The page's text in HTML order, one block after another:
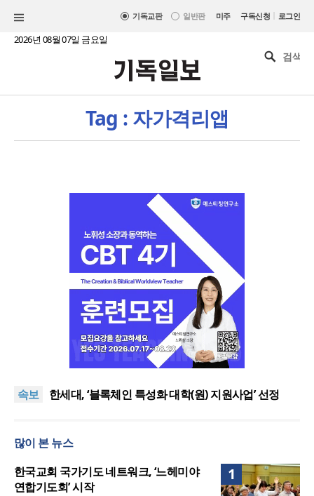
기독교판 일반판 미주 구독신청 | 로그인
2026년 08월 07일 금요일
Tag : 자가격리앱
속보
정신건강 치료 인프라 부족… 정신질환 평생유병률
에 선한 영향력을”
한세대, ‘블록체인 특성화 대학(원) 지원사업’ 선정
정신건강 치료 인프라 부족… 정신질환 평생유병률
“킹스보이스오페라컴퍼니, 하나님의 목소리로 세상
에 선한 영향력을”
많이 본 뉴스
1
한국교회 국가기도 네트워크, ‘느헤미야
연합기도회’ 시작